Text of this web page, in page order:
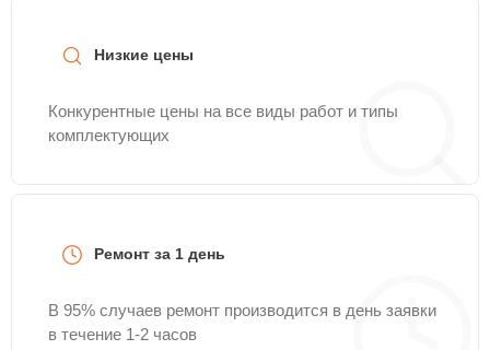
Низкие цены
Конкурентные цены на все виды работ и типы
комплектующих
Ремонт за 1 день
В 95% случаев ремонт производится в день заявки
в течение 1-2 часов